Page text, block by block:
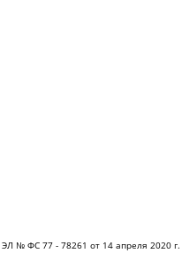
ЭЛ № ФС 77 - 78261 от 14 апреля 2020 г.